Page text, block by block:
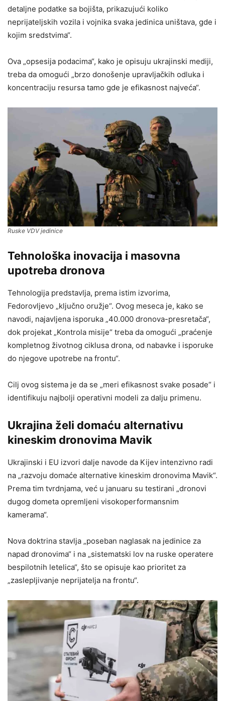
detaljne podatke sa bojišta, prikazujući koliko
neprijateljskih vozila i vojnika svaka jedinica uništava, gde i
kojim sredstvima“.
Ova „opsesija podacima“, kako je opisuju ukrajinski mediji,
treba da omogući „brzo donošenje upravljačkih odluka i
koncentraciju resursa tamo gde je efikasnost najveća“.
Ruske VDV jedinice
Tehnološka inovacija i masovna
upotreba dronova
Tehnologija predstavlja, prema istim izvorima,
Fedorovljevo „ključno oružje“. Ovog meseca je, kako se
navodi, najavljena isporuka „40.000 dronova-presretača“,
dok projekat „Kontrola misije“ treba da omogući „praćenje
kompletnog životnog ciklusa drona, od nabavke i isporuke
do njegove upotrebe na frontu“.
Cilj ovog sistema je da se „meri efikasnost svake posade“ i
identifikuju najbolji operativni modeli za dalju primenu.
Ukrajina želi domaću alternativu
kineskim dronovima Mavik
Ukrajinski i EU izvori dalje navode da Kijev intenzivno radi
na „razvoju domaće alternative kineskim dronovima Mavik“.
Prema tim tvrdnjama, već u januaru su testirani „dronovi
dugog dometa opremljeni visokoperformansnim
kamerama“.
Nova doktrina stavlja „poseban naglasak na jedinice za
napad dronovima“ i na „sistematski lov na ruske operatere
bespilotnih letelica“, što se opisuje kao prioritet za
„zaslepljivanje neprijatelja na frontu“.